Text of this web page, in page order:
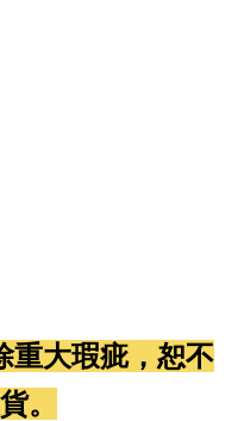
重大瑕疵，恕不
。